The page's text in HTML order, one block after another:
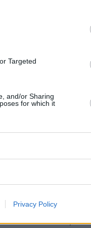
Targeted
and/or Sharing
for which it
Privacy Policy
από το
εχθρού με
ο
τεράστιες
την
δικαίου να
στόχων, όχι